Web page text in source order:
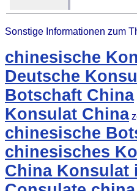
Sonstige Informationen zum
chinesische
Deutsche
Botschaft China
Konsulat China
chinesische
chinesisches
China Konsulat